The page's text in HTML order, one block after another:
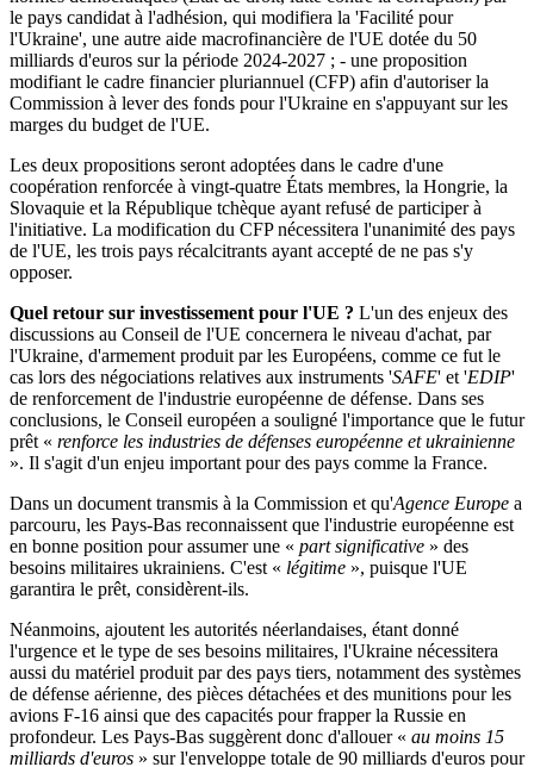
le pays candidat à l'adhésion, qui modifiera la 'Facilité pour
l'Ukraine', une autre aide macrofinancière de l'UE dotée du 50
milliards d'euros sur la période 2024-2027 ; - une proposition
modifiant le cadre financier pluriannuel (CFP) afin d'autoriser la
Commission à lever des fonds pour l'Ukraine en s'appuyant sur les
marges du budget de l'UE.
Les deux propositions seront adoptées dans le cadre d'une
coopération renforcée à vingt-quatre États membres, la Hongrie, la
Slovaquie et la République tchèque ayant refusé de participer à
l'initiative. La modification du CFP nécessitera l'unanimité des pays
de l'UE, les trois pays récalcitrants ayant accepté de ne pas s'y
opposer.
Quel retour sur investissement pour l'UE ? L'un des enjeux des
discussions au Conseil de l'UE concernera le niveau d'achat, par
l'Ukraine, d'armement produit par les Européens, comme ce fut le
cas lors des négociations relatives aux instruments 'SAFE' et 'EDIP'
de renforcement de l'industrie européenne de défense. Dans ses
conclusions, le Conseil européen a souligné l'importance que le futur
prêt « renforce les industries de défenses européenne et ukrainienne
». Il s'agit d'un enjeu important pour des pays comme la France.
Dans un document transmis à la Commission et qu'Agence Europe a
parcouru, les Pays-Bas reconnaissent que l'industrie européenne est
en bonne position pour assumer une « part significative » des
besoins militaires ukrainiens. C'est « légitime », puisque l'UE
garantira le prêt, considèrent-ils.
Néanmoins, ajoutent les autorités néerlandaises, étant donné
l'urgence et le type de ses besoins militaires, l'Ukraine nécessitera
aussi du matériel produit par des pays tiers, notamment des systèmes
de défense aérienne, des pièces détachées et des munitions pour les
avions F-16 ainsi que des capacités pour frapper la Russie en
profondeur. Les Pays-Bas suggèrent donc d'allouer « au moins 15
milliards d'euros » sur l'enveloppe totale de 90 milliards d'euros pour